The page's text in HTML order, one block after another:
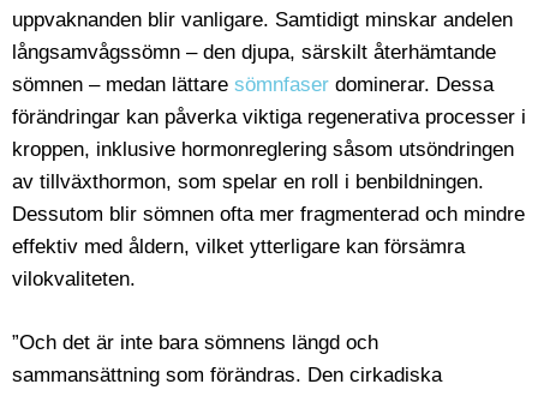
uppvaknanden blir vanligare. Samtidigt minskar andelen
långsamvågssömn – den djupa, särskilt återhämtande
sömnen – medan lättare sömnfaser dominerar. Dessa
förändringar kan påverka viktiga regenerativa processer i
kroppen, inklusive hormonreglering såsom utsöndringen
av tillväxthormon, som spelar en roll i benbildningen.
Dessutom blir sömnen ofta mer fragmenterad och mindre
effektiv med åldern, vilket ytterligare kan försämra
vilokvaliteten.
”Och det är inte bara sömnens längd och
sammansättning som förändras. Den cirkadiska